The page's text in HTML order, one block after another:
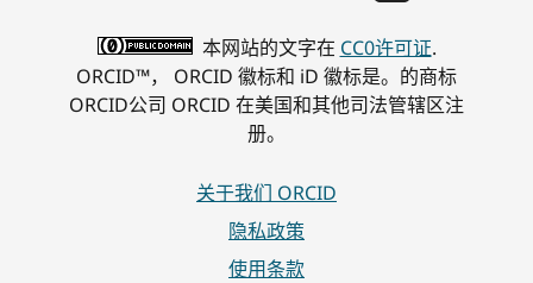
本网站的文字在 CC0许可证.
ORCID™， ORCID 徽标和 iD 徽标是。的商标
ORCID公司 ORCID 在美国和其他司法管辖区注
册。
关于我们 ORCID
隐私政策
使用条款